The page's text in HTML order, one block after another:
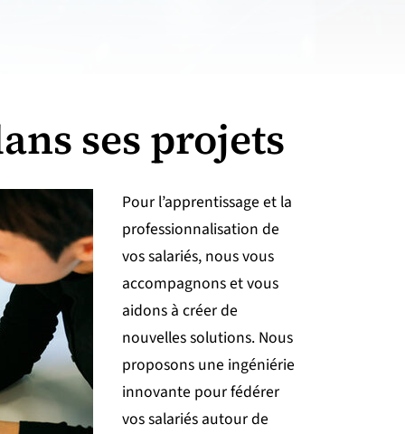
ses projets
Pour l’apprentissage et la
professionnalisation de
vos salariés, nous vous
accompagnons et vous
aidons à créer de
nouvelles solutions. Nous
proposons une ingéniérie
innovante pour fédérer
vos salariés autour de